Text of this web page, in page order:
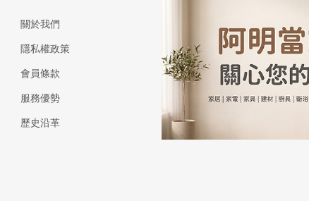
關於我們
隱私權政策
會員條款
服務優勢
歷史沿革